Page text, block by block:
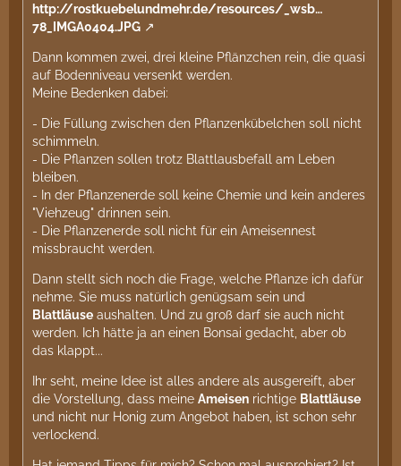
http://rostkuebelundmehr.de/resources/_wsb…
78_IMGA0404.JPG
Dann kommen zwei, drei kleine Pflänzchen rein, die quasi
auf Bodenniveau versenkt werden.
Meine Bedenken dabei:
- Die Füllung zwischen den Pflanzenkübelchen soll nicht
schimmeln.
- Die Pflanzen sollen trotz Blattlausbefall am Leben
bleiben.
- In der Pflanzenerde soll keine Chemie und kein anderes
"Viehzeug" drinnen sein.
- Die Pflanzenerde soll nicht für ein Ameisennest
missbraucht werden.
Dann stellt sich noch die Frage, welche Pflanze ich dafür
nehme. Sie muss natürlich genügsam sein und
Blattläuse aushalten. Und zu groß darf sie auch nicht
werden. Ich hätte ja an einen Bonsai gedacht, aber ob
das klappt...
Ihr seht, meine Idee ist alles andere als ausgereift, aber
die Vorstellung, dass meine Ameisen richtige Blattläuse
und nicht nur Honig zum Angebot haben, ist schon sehr
verlockend.